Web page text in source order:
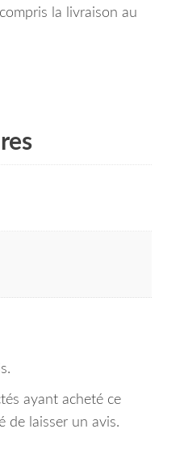
la livraison au
ayant acheté ce
de laisser un avis.